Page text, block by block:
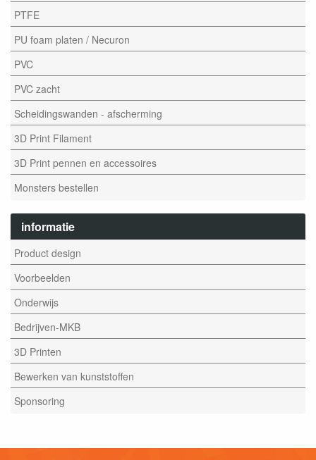
PTFE
PU foam platen / Necuron
PVC
PVC zacht
Scheidingswanden - afscherming
3D Print Filament
3D Print pennen en accessoires
Monsters bestellen
informatie
Product design
Voorbeelden
Onderwijs
Bedrijven-MKB
3D Printen
Bewerken van kunststoffen
Sponsoring